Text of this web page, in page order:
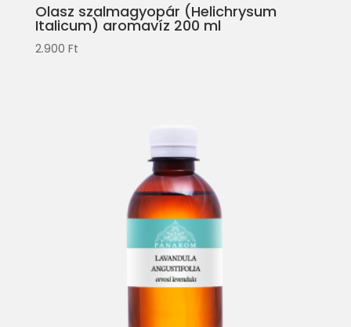
Olasz szalmagyopár (Helichrysum
Italicum) aromavíz 200 ml
2.900 Ft